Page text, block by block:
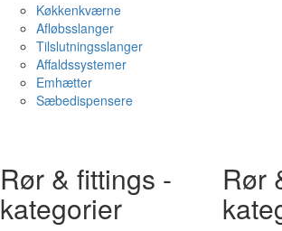
Køkkenkværne
Afløbsslanger
Tilslutningsslanger
Affaldssystemer
Emhætter
Sæbedispensere
Rør & fittings -
kategorier
Rør